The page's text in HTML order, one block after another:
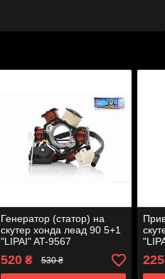
Генератор (статор) на
скутер хонда леад 90 5+1
"LIPAI" AT-9567
520₴ 530 ₴ 225